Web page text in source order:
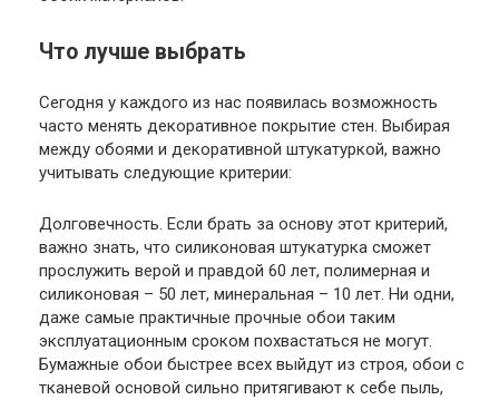
Что лучше выбрать
Сегодня у каждого из нас появилась возможность
часто менять декоративное покрытие стен. Выбирая
между обоями и декоративной штукатуркой, важно
учитывать следующие критерии:
Долговечность. Если брать за основу этот критерий,
важно знать, что силиконовая штукатурка сможет
прослужить верой и правдой 60 лет, полимерная и
силиконовая – 50 лет, минеральная – 10 лет. Ни одни,
даже самые практичные прочные обои таким
эксплуатационным сроком похвастаться не могут.
Бумажные обои быстрее всех выйдут из строя, обои с
тканевой основой сильно притягивают к себе пыль,